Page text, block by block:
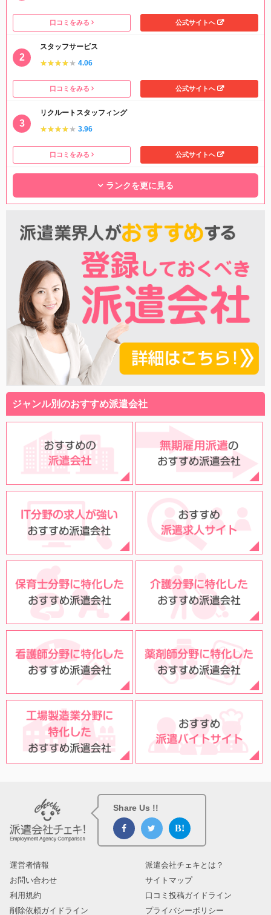
口コミをみる 公式サイトへ
スタッフサービス
★★★★★
★★★★★ 4.06
口コミをみる 公式サイトへ
リクルートスタッフィング
★★★★★
★★★★★ 3.96
口コミをみる 公式サイトへ
ランクを更に見る
ジャンル別のおすすめ派遣会社
Share Us !!
運営者情報
派遣会社チェキとは？
お問い合わせ
サイトマップ
利用規約
口コミ投稿ガイドライン
削除依頼ガイドライン
プライバシーポリシー